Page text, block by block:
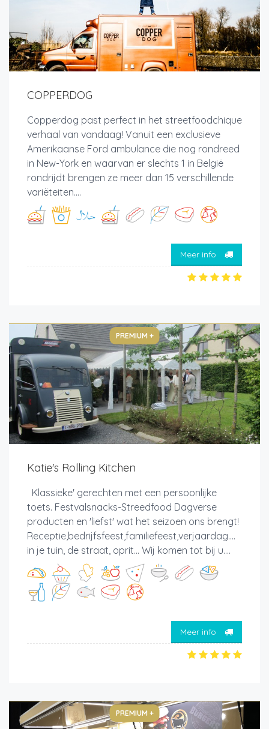
COPPERDOG
Copperdog past perfect in het streetfoodchique
verhaal van vandaag! Vanuit een exclusieve
Amerikaanse Ford ambulance die nog rondreed
in New-York en waarvan er slechts 1 in België
rondrijdt brengen ze meer dan 15 verschillende
variëteiten....
Meer info
PREMIUM +
Katie's Rolling Kitchen
Klassieke' gerechten met een persoonlijke
toets. Festvalsnacks-Streedfood Dagverse
producten en 'liefst' wat het seizoen ons brengt!
Receptie,bedrijfsfeest,familiefeest,verjaardag....
in je tuin, de straat, oprit... Wij komen tot bij u....
Meer info
PREMIUM +